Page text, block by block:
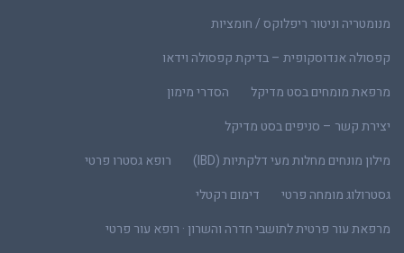
מנומטריה וניטור ריפלוקס / חומציות
קפסולה אנדוסקופית – בדיקת קפסולה וידאו
מרפאת מומחים בסט מדיקל
הסדרי מימון
יצירת קשר – סניפים בסט מדיקל
מילון מונחים מחלות מעי דלקתיות (IBD)
רופא גסטרו פרטי
גסטרולוג מומחה פרטי
דימום רקטלי
מרפאת עור פרטית לתושבי חדרה והשרון · רופא עור פרטי